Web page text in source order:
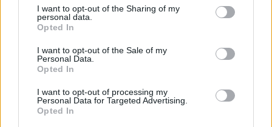
not limited to your visit or usage behaviour. You may click to
grant or deny consent to Google and its third-party tags to
use your data for below specified purposes in below Google
consent section.
I want to opt-out of the Sharing of my
personal data.
Opted In
I want to opt-out of the Sale of my
Personal Data.
Opted In
I want to opt-out of processing my
Personal Data for Targeted Advertising.
Opted In
Επιμόρφωση του Εκπαιδευτικού
δυναμικού μουσικών ειδικοτήτων
26/10/2022 - 20:20